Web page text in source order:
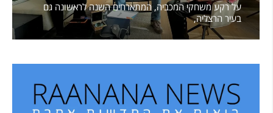
על רקע משחקי המכביה, המתארחים השנה לראשונה גם
בעיר הרצליה,